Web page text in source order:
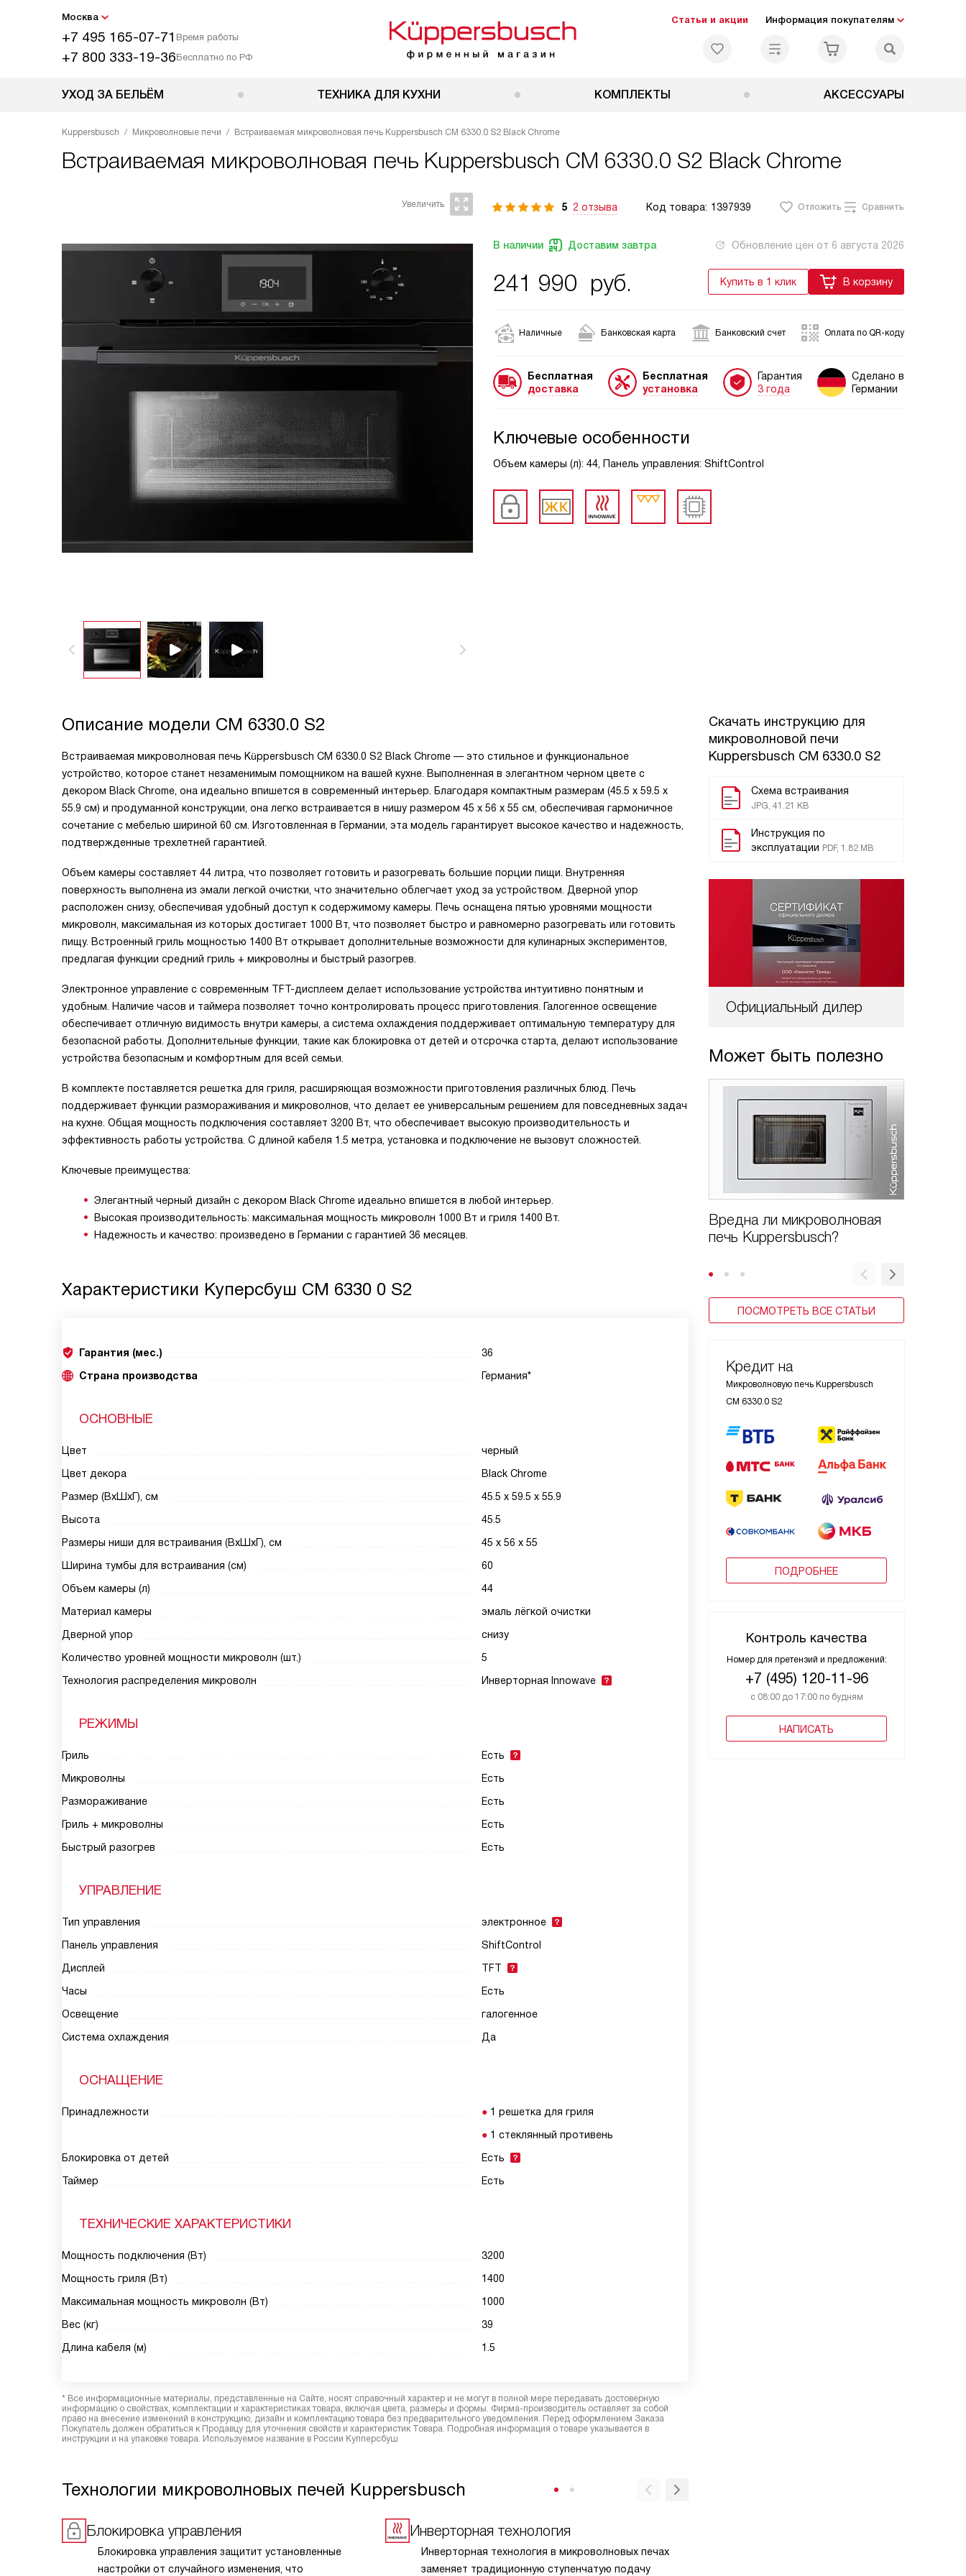
Москва
+7 495 165-07-71 Время работы
+7 800 333-19-36Бесплатно по РФ
Статьи и акции Информация покупателям
УХОД ЗА БЕЛЬЁМ ТЕХНИКА ДЛЯ КУХНИ КОМПЛЕКТЫ АКСЕССУАРЫ
Kuppersbusch Микроволновые печи Встраиваемая микроволновая печь Kuppersbusch CM 6330.0 S2 Black Chrome
Встраиваемая микроволновая печь Kuppersbusch CM 6330.0 S2 Black Chrome
5 2 отзыва Код товара: 1397939 Отложить Сравнить
В наличии Доставим завтра Обновление цен от 6 августа 2026
241 990 руб. Купить в 1 клик В корзину
Наличные Банковская карта Банковский счет Оплата по QR-коду
Бесплатная
доставка
Бесплатная
установка
Гарантия
3 года
Сделано в
Германии
Ключевые особенности
Объем камеры (л): 44, Панель управления: ShiftControl
Скачать инструкцию для
микроволновой печи
Kuppersbusch CM 6330.0 S2
Схема встраивания
JPG, 41.21 KB
Инструкция по
эксплуатации PDF, 1.82 MB
Официальный дилер
Может быть полезно
Вредна ли микроволновая
печь Kuppersbusch?
ПОСМОТРЕТЬ ВСЕ СТАТЬИ
Кредит на
Микроволновую печь Kuppersbusch
CM 6330.0 S2
ПОДРОБНЕЕ
Контроль качества
Номер для претензий и предложений:
+7 (495) 120-11-96
с 08:00 до 17:00 по будням
НАПИСАТЬ
Описание модели CM 6330.0 S2
Встраиваемая микроволновая печь Küppersbusch CM 6330.0 S2 Black Chrome — это стильное и функциональное
устройство, которое станет незаменимым помощником на вашей кухне. Выполненная в элегантном черном цвете с
декором Black Chrome, она идеально впишется в современный интерьер. Благодаря компактным размерам (45.5 х 59.5 х
55.9 см) и продуманной конструкции, она легко встраивается в нишу размером 45 х 56 х 55 см, обеспечивая гармоничное
сочетание с мебелью шириной 60 см. Изготовленная в Германии, эта модель гарантирует высокое качество и надежность,
подтвержденные трехлетней гарантией.
Объем камеры составляет 44 литра, что позволяет готовить и разогревать большие порции пищи. Внутренняя
поверхность выполнена из эмали легкой очистки, что значительно облегчает уход за устройством. Дверной упор
расположен снизу, обеспечивая удобный доступ к содержимому камеры. Печь оснащена пятью уровнями мощности
микроволн, максимальная из которых достигает 1000 Вт, что позволяет быстро и равномерно разогревать или готовить
пищу. Встроенный гриль мощностью 1400 Вт открывает дополнительные возможности для кулинарных экспериментов,
предлагая функции средний гриль + микроволны и быстрый разогрев.
Электронное управление с современным TFT-дисплеем делает использование устройства интуитивно понятным и
удобным. Наличие часов и таймера позволяет точно контролировать процесс приготовления. Галогенное освещение
обеспечивает отличную видимость внутри камеры, а система охлаждения поддерживает оптимальную температуру для
безопасной работы. Дополнительные функции, такие как блокировка от детей и отсрочка старта, делают использование
устройства безопасным и комфортным для всей семьи.
В комплекте поставляется решетка для гриля, расширяющая возможности приготовления различных блюд. Печь
поддерживает функции размораживания и микроволнов, что делает ее универсальным решением для повседневных задач
на кухне. Общая мощность подключения составляет 3200 Вт, что обеспечивает высокую производительность и
эффективность работы устройства. С длиной кабеля 1.5 метра, установка и подключение не вызовут сложностей.
Ключевые преимущества:
Элегантный черный дизайн с декором Black Chrome идеально впишется в любой интерьер.
Высокая производительность: максимальная мощность микроволн 1000 Вт и гриля 1400 Вт.
Надежность и качество: произведено в Германии с гарантией 36 месяцев.
Характеристики Куперсбуш CM 6330 0 S2
Гарантия (мес.)
36
Страна производства
Германия*
ОСНОВНЫЕ
Цвет
черный
Цвет декора
Black Chrome
Размер (ВхШхГ), см
45.5 х 59.5 х 55.9
Высота
45.5
Размеры ниши для встраивания (ВхШхГ), см
45 х 56 х 55
Ширина тумбы для встраивания (см)
60
Объем камеры (л)
44
Материал камеры
эмаль лёгкой очистки
Дверной упор
снизу
Количество уровней мощности микроволн (шт.)
5
Технология распределения микроволн
Инверторная Innowave
РЕЖИМЫ
Гриль
Есть
Микроволны
Есть
Размораживание
Есть
Гриль + микроволны
Есть
Быстрый разогрев
Есть
УПРАВЛЕНИЕ
Тип управления
электронное
Панель управления
ShiftControl
Дисплей
TFT
Часы
Есть
Освещение
галогенное
Система охлаждения
Да
ОСНАЩЕНИЕ
Принадлежности
1 решетка для гриля
1 стеклянный противень
Блокировка от детей
Есть
Таймер
Есть
ТЕХНИЧЕСКИЕ ХАРАКТЕРИСТИКИ
Мощность подключения (Вт)
3200
Мощность гриля (Вт)
1400
Максимальная мощность микроволн (Вт)
1000
Вес (кг)
39
Длина кабеля (м)
1.5
* Все информационные материалы, представленные на Сайте, носят справочный характер и не могут в полной мере передавать достоверную
информацию о свойствах, комплектации и характеристиках товара, включая цвета, размеры и формы. Фирма-производитель оставляет за собой
право на внесение изменений в конструкцию, дизайн и комплектацию товара без предварительного уведомления. Перед оформлением Заказа
Покупатель должен обратиться к Продавцу для уточнения свойств и характеристик Товара. Подробная информация о товаре указывается в
инструкции и на упаковке товара. Используемое название в России Купперсбуш
Технологии микроволновых печей Kuppersbusch
Блокировка управления
Блокировка управления защитит установленные
настройки от случайного изменения, что
Инверторная технология
Инверторная технология в микроволновых печах
заменяет традиционную ступенчатую подачу